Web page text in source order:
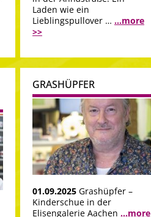
Laden wie ein
Lieblingspullover … ...more
>>
GRASHÜPFER
01.09.2025 Grashüpfer –
Kinderschue in der
Elisengalerie Aachen ...more